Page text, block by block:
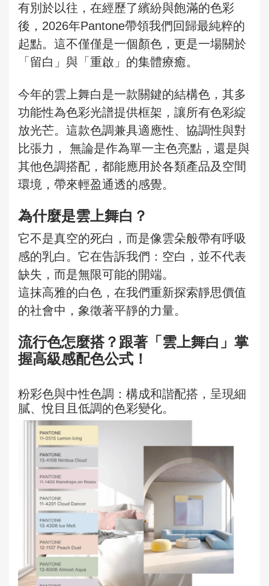
有別於以往，在經歷了繽紛與飽滿的色彩
後，2026年Pantone帶領我們回歸最純粹的
起點。這不僅僅是一個顏色，更是一場關於
「留白」與「重啟」的集體療癒。
今年的雲上舞白是一款關鍵的結構色，其多
功能性為色彩光譜提供框架，讓所有色彩綻
放光芒。這款色調兼具適應性、協調性與對
比張力， 無論是作為單一主色亮點，還是與
其他色調搭配，都能應用於各類產品及空間
環境，帶來輕盈通透的感覺。
為什麼是雲上舞白？
它不是真空的死白，而是像雲朵般帶有呼吸
感的乳白。它在告訴我們：空白，並不代表
缺失，而是無限可能的開端。
這抹高雅的白色，在我們重新探索靜思價值
的社會中，象徵著平靜的力量。
流行色怎麼搭？跟著「雲上舞白」掌
握高級感配色公式！
粉彩色與中性色調：構成和諧配搭，呈現細
膩、悅目且低調的色彩變化。